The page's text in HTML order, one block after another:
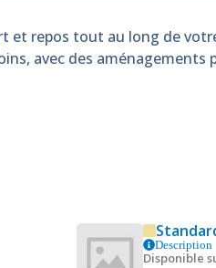
et repos tout au long de
avec des
Description
Disponible